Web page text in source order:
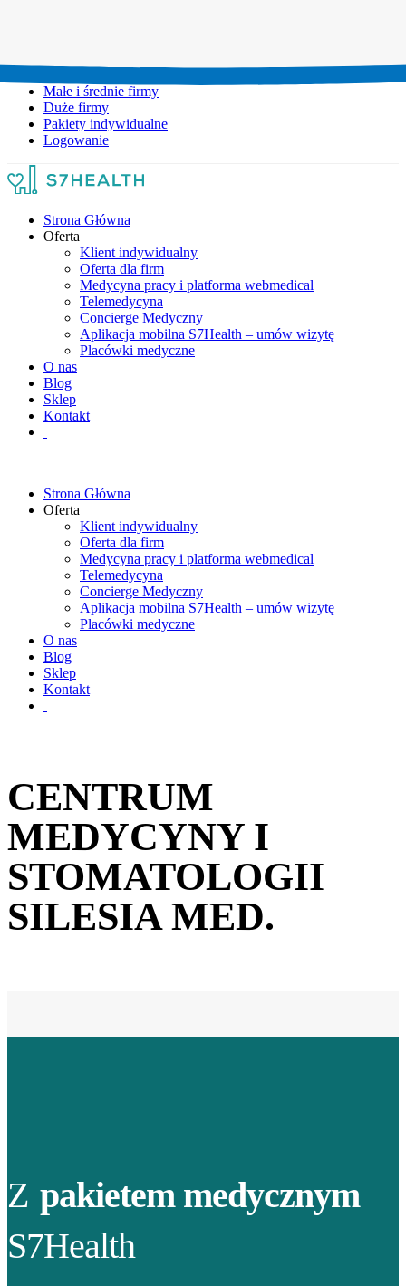
Małe i średnie firmy
Duże firmy
Pakiety indywidualne
Logowanie
Strona Główna
Oferta
Klient indywidualny
Oferta dla firm
Medycyna pracy i platforma webmedical
Telemedycyna
Concierge Medyczny
Aplikacja mobilna S7Health – umów wizytę
Placówki medyczne
O nas
Blog
Sklep
Kontakt
Strona Główna
Oferta
Klient indywidualny
Oferta dla firm
Medycyna pracy i platforma webmedical
Telemedycyna
Concierge Medyczny
Aplikacja mobilna S7Health – umów wizytę
Placówki medyczne
O nas
Blog
Sklep
Kontakt
CENTRUM
MEDYCYNY I
STOMATOLOGII
SILESIA MED.
Z pakietem medycznym
S7Health